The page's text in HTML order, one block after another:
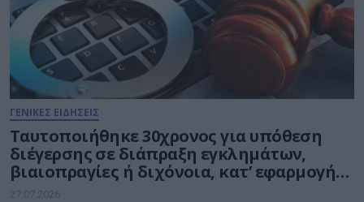
ΓΕΝΙΚΕΣ ΕΙΔΗΣΕΙΣ
Ταυτοποιήθηκε 30χρονος για υπόθεση
διέγερσης σε διάπραξη εγκλημάτων,
βιαιοπραγίες ή διχόνοια, κατ’ εφαρμογή
της Ευρωπαϊκής Πράξης για τις Ψηφιακές
27.07.2026